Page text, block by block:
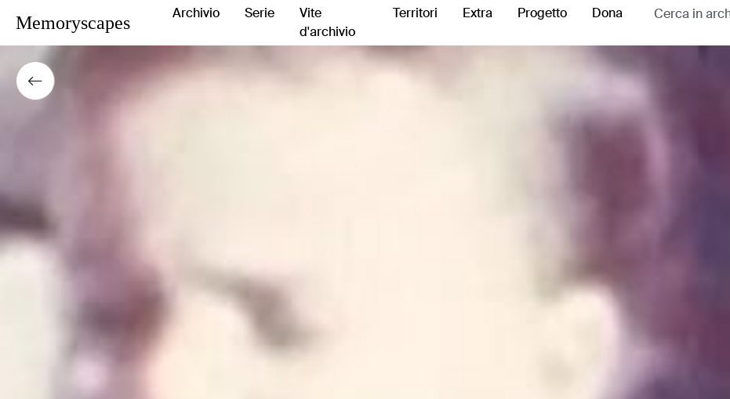
Memoryscapes Archivio Serie
Vite
d'archivio
Territori Extra Progetto Dona